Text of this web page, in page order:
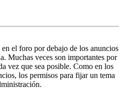
el foro por debajo de los anuncios
Muchas veces son importantes por
vez que sea posible. Como en los
los permisos para fijar un tema